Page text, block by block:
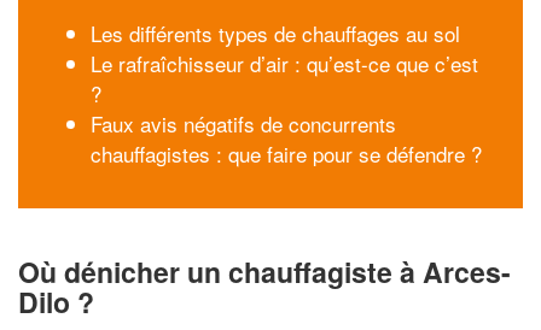
Les différents types de chauffages au sol
Le rafraîchisseur d’air : qu’est-ce que c’est
?
Faux avis négatifs de concurrents
chauffagistes : que faire pour se défendre ?
Où dénicher un chauffagiste à Arces-
Dilo ?